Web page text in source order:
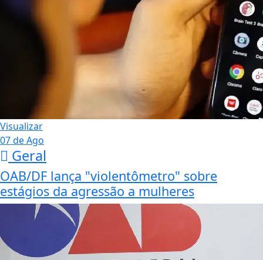
Visualizar
07 de Ago
Geral
OAB/DF lança "violentômetro" sobre
estágios da agressão a mulheres